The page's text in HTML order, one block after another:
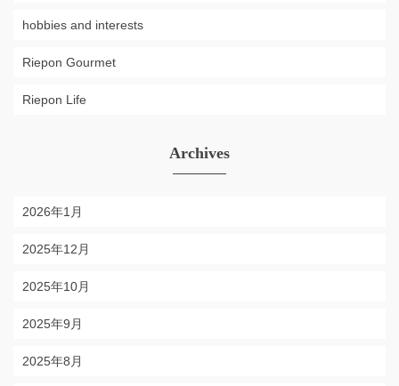
hobbies and interests
Riepon Gourmet
Riepon Life
Archives
2026年1月
2025年12月
2025年10月
2025年9月
2025年8月